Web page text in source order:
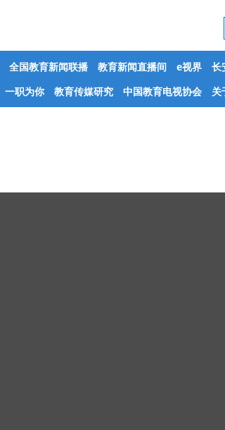
全国教育新闻联播 教育新闻直播间 e视界 长
一职为你 教育传媒研究 中国教育电视协会 关